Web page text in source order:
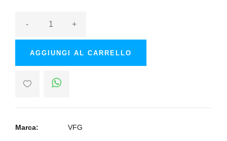
- +
AGGIUNGI AL CARRELLO
Marca: VFG